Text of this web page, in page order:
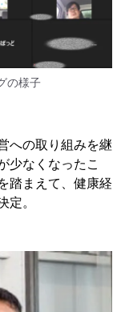
の様子
への取り組みを継
少なくなったこ
踏まえて、健康経
定。